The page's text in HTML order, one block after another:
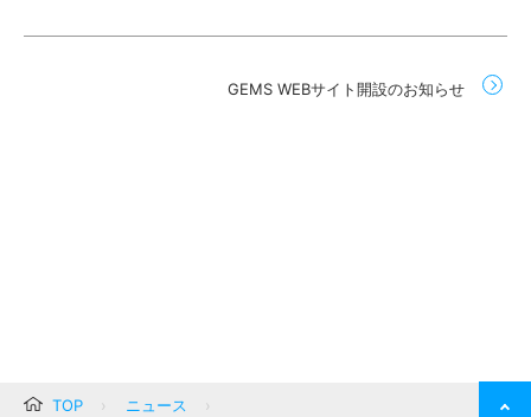
GEMS WEBサイト開設のお知らせ
TOP
ニュース